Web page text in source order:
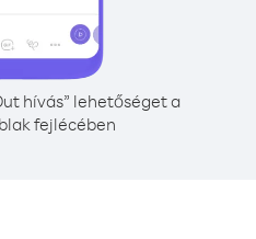
hívás” lehetőséget a
fejlécében